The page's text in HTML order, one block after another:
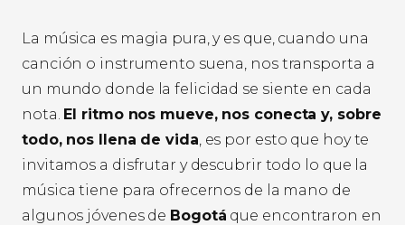
La música es magia pura, y es que, cuando una
canción o instrumento suena, nos transporta a
un mundo donde la felicidad se siente en cada
nota. El ritmo nos mueve, nos conecta y, sobre
todo, nos llena de vida, es por esto que hoy te
invitamos a disfrutar y descubrir todo lo que la
música tiene para ofrecernos de la mano de
algunos jóvenes de Bogotá que encontraron en